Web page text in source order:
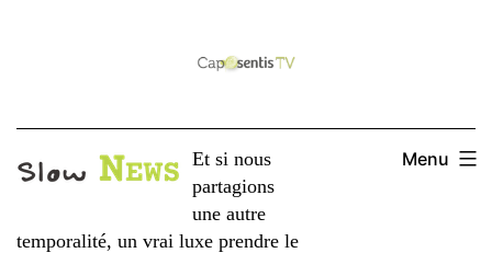
Et si nous
partagions
une autre
temporalité, un vrai luxe prendre le
Menu